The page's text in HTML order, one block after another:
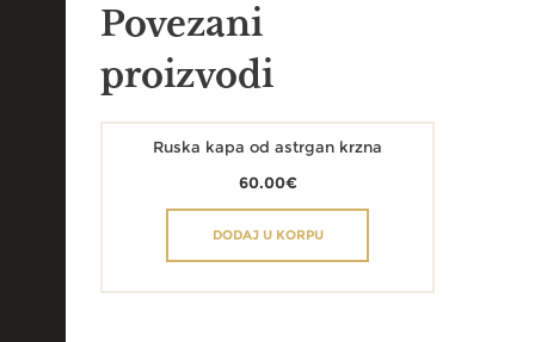
Povezani
proizvodi
Ruska kapa od astrgan krzna
60.00€
DODAJ U KORPU